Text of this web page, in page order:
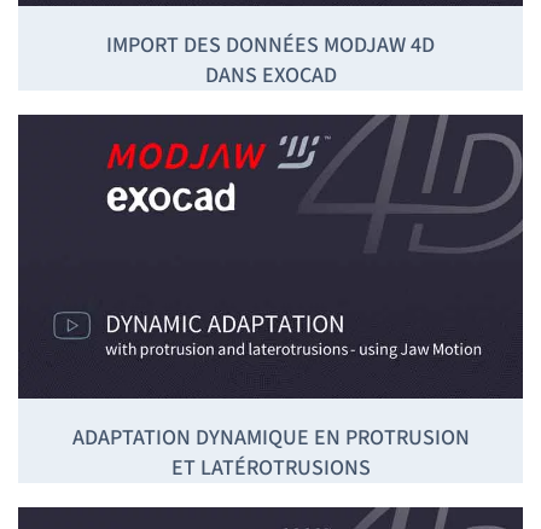
IMPORT DES DONNÉES MODJAW 4D
DANS EXOCAD
ADAPTATION DYNAMIQUE EN PROTRUSION
ET LATÉROTRUSIONS